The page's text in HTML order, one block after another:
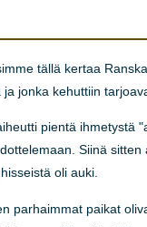
tällä kertaa
jonka kehuttiin
pientä ihmetystä
Siinä
oli auki.
parhaimmat paikat